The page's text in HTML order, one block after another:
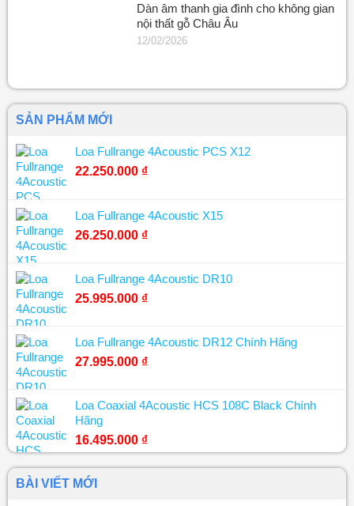
Dàn âm thanh gia đình cho không gian
nội thất gỗ Châu Âu
12/02/2026
SẢN PHẨM MỚI
Loa Fullrange 4Acoustic PCS X12
22.250.000 ₫
Loa Fullrange 4Acoustic X15
26.250.000 ₫
Loa Fullrange 4Acoustic DR10
25.995.000 ₫
Loa Fullrange 4Acoustic DR12 Chính Hãng
27.995.000 ₫
Loa Coaxial 4Acoustic HCS 108C Black Chính
Hãng
16.495.000 ₫
BÀI VIẾT MỚI